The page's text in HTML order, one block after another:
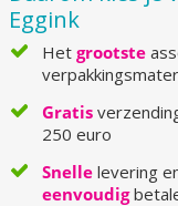
Eggink
Hetgrootste
Gratis
250 euro
Snelle levering
eenvoudig